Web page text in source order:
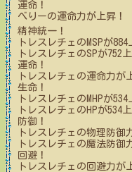
運命！
べりーの運命力が上昇！
精神統一！
トレスレチェ のMSPが884
トレスレチェ のSPが752
運命！
トレスレチェ の運命力が
生命！
トレスレチェ のMHPが534
トレスレチェ のHPが534
防御！
トレスレチェ の物理防御
トレスレチェ の魔法防御
回避！
トレスレチェ の回避力が